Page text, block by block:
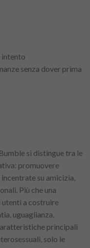
intento
senza dover prima
si distingue tra le
promuovere
su amicizia,
Più che una
utenti a costruire
uguaglianza,
principali
solo le